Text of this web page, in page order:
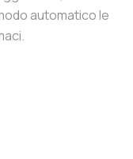
automatico le